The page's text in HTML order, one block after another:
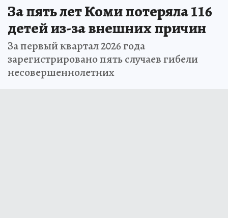
За пять лет Коми потеряла 116
детей из-за внешних причин
За первый квартал 2026 года
зарегистрировано пять случаев гибели
несовершеннолетних